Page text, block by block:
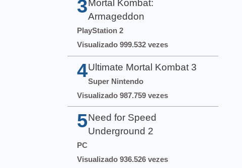
3 Mortal Kombat:
Armageddon
PlayStation 2
Visualizado 999.532 vezes
4 Ultimate Mortal Kombat 3
Super Nintendo
Visualizado 987.759 vezes
5 Need for Speed
Underground 2
PC
Visualizado 936.526 vezes